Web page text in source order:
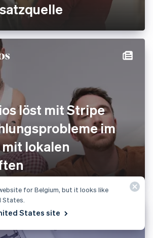
löst mit Stripe
im
lokalen
for Belgium, but it looks like
States.
States site